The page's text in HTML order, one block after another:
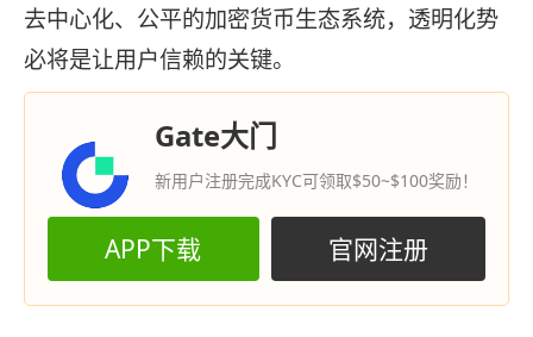
去中心化、公平的加密货币生态系统，透明化势
必将是让用户信赖的关键。
Gate大门
新用户注册完成KYC可领取$50~$100奖励！
APP下载 官网注册